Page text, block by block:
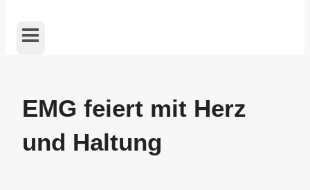
EMG feiert mit Herz
und Haltung